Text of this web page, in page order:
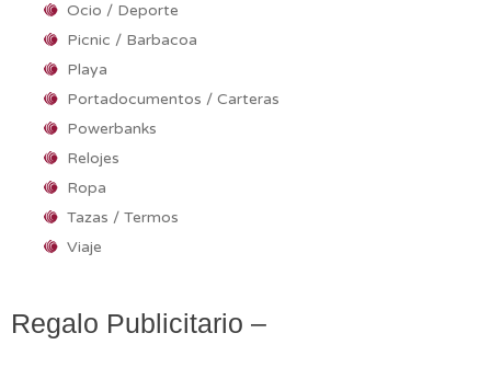
Ocio / Deporte
Picnic / Barbacoa
Playa
Portadocumentos / Carteras
Powerbanks
Relojes
Ropa
Tazas / Termos
Viaje
Regalo Publicitario –